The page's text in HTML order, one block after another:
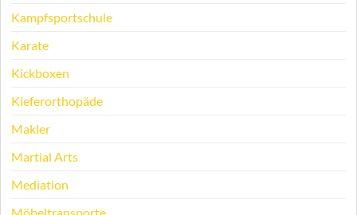
Kampfsportschule
Karate
Kickboxen
Kieferorthopäde
Makler
Martial Arts
Mediation